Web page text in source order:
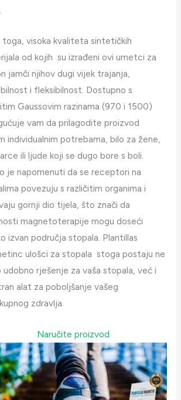
toga, visoka kvaliteta sintetičkih
od kojih su izrađeni ovi umetci za
jamči njihov dugi vijek trajanja,
i fleksibilnost. Dostupno s
Gaussovim razinama (970 i 1500)
vam da prilagodite proizvod
individualnim potrebama, bilo za žene,
ili ljude koji se dugo bore s boli.
je napomenuti da se receptori na
povezuju s različitim organima i
gornji dio tijela, što znači da
magnetoterapije mogu doseći
izvan područja stopala. Plantillas
ulošci za stopala stoga postaju ne
udobno rješenje za vaša stopala, već i
alat za poboljšanje vašeg
zdravlja.
Naručite proizvod